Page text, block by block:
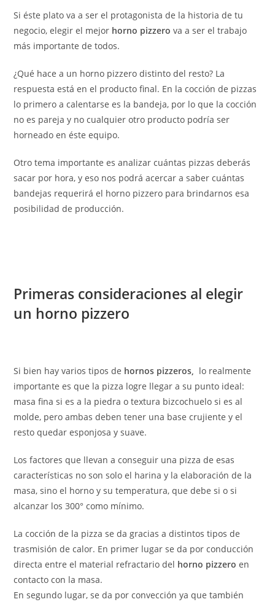
Si éste plato va a ser el protagonista de la historia de tu
negocio, elegir el mejor horno pizzero va a ser el trabajo
más importante de todos.
¿Qué hace a un horno pizzero distinto del resto? La
respuesta está en el producto final. En la cocción de pizzas
lo primero a calentarse es la bandeja, por lo que la cocción
no es pareja y no cualquier otro producto podría ser
horneado en éste equipo.
Otro tema importante es analizar cuántas pizzas deberás
sacar por hora, y eso nos podrá acercar a saber cuántas
bandejas requerirá el horno pizzero para brindarnos esa
posibilidad de producción.
Primeras consideraciones al elegir
un horno pizzero
Si bien hay varios tipos de hornos pizzeros, lo realmente
importante es que la pizza logre llegar a su punto ideal:
masa fina si es a la piedra o textura bizcochuelo si es al
molde, pero ambas deben tener una base crujiente y el
resto quedar esponjosa y suave.
Los factores que llevan a conseguir una pizza de esas
características no son solo el harina y la elaboración de la
masa, sino el horno y su temperatura, que debe si o si
alcanzar los 300° como mínimo.
La cocción de la pizza se da gracias a distintos tipos de
trasmisión de calor. En primer lugar se da por conducción
directa entre el material refractario del horno pizzeroen
contacto con la masa.
En segundo lugar, se da por convección ya que también